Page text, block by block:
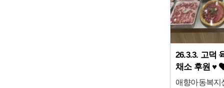
26.3.3. 고덕
채소 후원 ♥
애향아동복지